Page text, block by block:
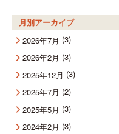
月別アーカイブ
2026年7月 (3)
2026年2月 (3)
2025年12月 (3)
2025年7月 (2)
2025年5月 (3)
2024年2月 (3)